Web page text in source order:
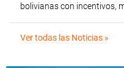
bolivianas con incentivos,
Ver todas las Noticias »